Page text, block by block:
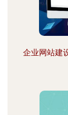
企业网站建